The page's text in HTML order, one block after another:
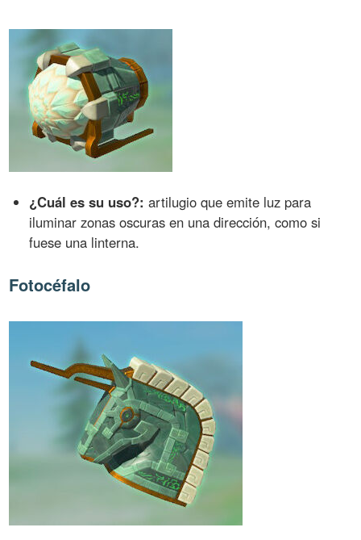
¿Cuál es su uso?: artilugio que emite luz para
iluminar zonas oscuras en una dirección, como si
fuese una linterna.
Fotocéfalo